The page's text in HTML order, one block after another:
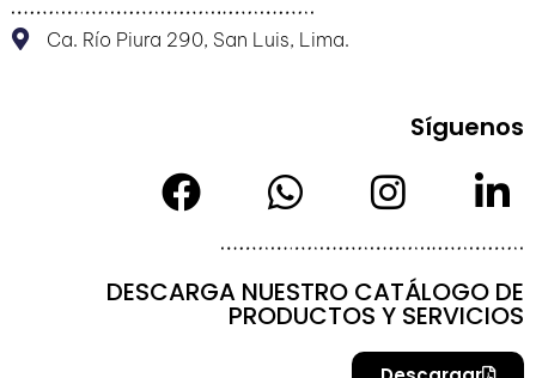
Ca. Río Piura 290, San Luis, Lima.
Síguenos
DESCARGA NUESTRO CATÁLOGO DE
PRODUCTOS Y SERVICIOS